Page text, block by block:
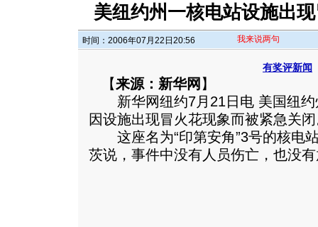
美纽约州一核电站设施出
时间：2006年07月22日20:56 我来说两句
有奖评新闻
【来源：新华网 】
新华网纽约7月21日电 美国纽约
因设施出现冒火花现象而被紧急关
这座名为“印第安角”3号的核电站
茨说，事件中没有人员伤亡，也没